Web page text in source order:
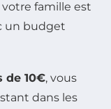
famille est
un budget
de 10€, vous
dans les